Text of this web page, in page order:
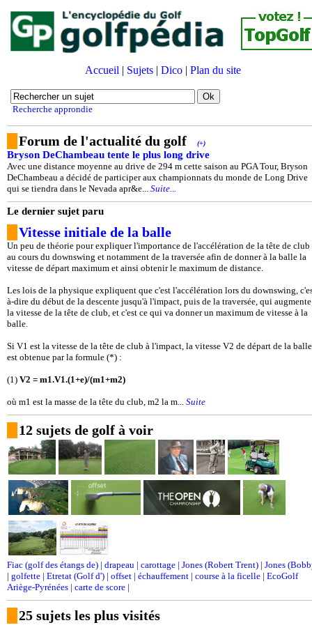
Accueil | Sujets | Dico | Plan du site
Recherche approndie
Forum de l'actualité du golf (+)
Bryson DeChambeau tente le plus long drive
Avec une distance moyenne au drive de 294 m cette saison au PGA Tour, Bryson
DeChambeau a décidé de participer aux championnats du monde de Long Drive
qui se tiendra dans le Nevada apr&e... Suite...
Le dernier sujet paru
Vitesse initiale de la balle
Un peu de théorie pour expliquer l'importance de l'accélération de la tête de club
au cours du downswing et notamment de la traversée afin de donner à la balle la
vitesse de départ maximum et ainsi obtenir le maximum de distance.
Les lois de la physique expliquent que c'est l'accélération lors du downswing,
à-dire du début de la descente jusqu'à l'impact, puis de la traversée, qui augmente
la vitesse de la tête de club, et c'est ce qui va donner un maximum de vitesse à la
balle.
Si V1 est la vitesse de la tête de club à l'impact, la vitesse V2 de départ de la balle
est obtenue par la formule (*) :
(1) V2 = m1.V1.(1+e)/(m1+m2)
où m1 est la masse de la tête du club, m2 la m... Suite
12 sujets de golf à voir
Fiac (golf des étangs de) | drapeau | carottage | Jones (Robert Trent) | Jones
| golfette | Etretat (Golf d') | offset | échauffement | course à la ficelle | EcoGolf
Ariège-Pyrénées | carte de score |
25 sujets les plus visités